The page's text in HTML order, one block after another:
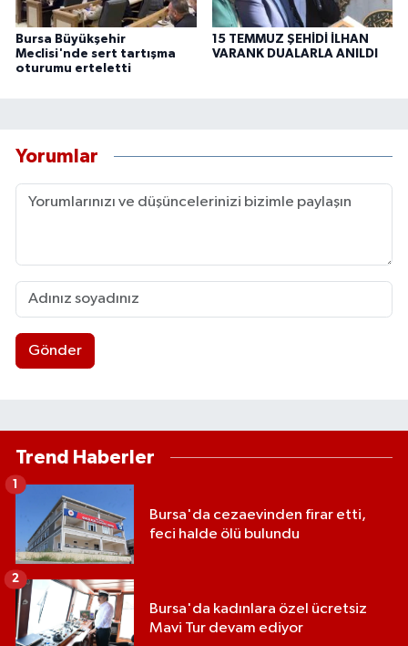
Bursa Büyükşehir
Meclisi'nde sert tartışma
oturumu erteletti
15 TEMMUZ ŞEHİDİ İLHAN
VARANK DUALARLA ANILDI
Yorumlar
Gönder
Trend Haberler
Bursa'da cezaevinden firar etti,
feci halde ölü bulundu
1
Bursa'da kadınlara özel ücretsiz
Mavi Tur devam ediyor
2